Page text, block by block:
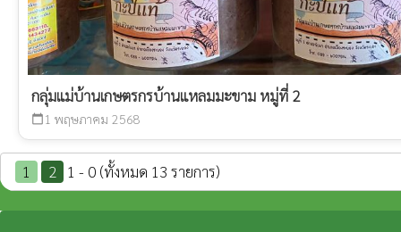
กลุ่มแม่บ้านเกษตรกรบ้านแหลมมะขาม หมู่ที่ 2
calendar_today 1 พฤษภาคม 2568
1 2 1 - 0 (ทั้งหมด 13 รายการ)